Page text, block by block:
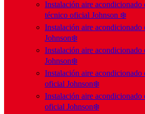
Instalación aire
técnico oficial Johnson ❄️
Instalación aire
Johnson❄️
Instalación aire
Johnson❄️
Instalación aire
oficial Johnson❄️
Instalación aire acondicionado
oficial Johnson❄️